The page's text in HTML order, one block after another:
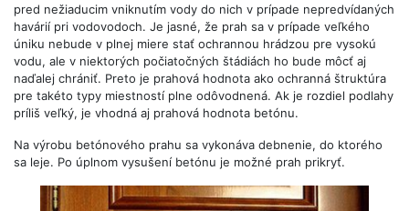
pred nežiaducim vniknutím vody do nich v prípade nepredvídaných
havárií pri vodovodoch. Je jasné, že prah sa v prípade veľkého
úniku nebude v plnej miere stať ochrannou hrádzou pre vysokú
vodu, ale v niektorých počiatočných štádiách ho bude môcť aj
naďalej chrániť. Preto je prahová hodnota ako ochranná štruktúra
pre takéto typy miestností plne odôvodnená. Ak je rozdiel podlahy
príliš veľký, je vhodná aj prahová hodnota betónu.
Na výrobu betónového prahu sa vykonáva debnenie, do ktorého
sa leje. Po úplnom vysušení betónu je možné prah prikryť.